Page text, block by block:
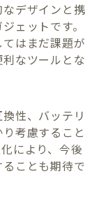
デザインと携
ェットです。
はまだ課題が
なツールとな
性、バッテリ
考慮すること
により、今後
ことも期待で